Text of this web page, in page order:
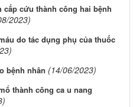
cấp cứu thành công hai bệnh
2023)
do tác dụng phụ của thuốc
bệnh nhân (14/06/2023)
thành công ca u nang